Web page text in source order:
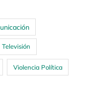
Televisión
Violencia Política